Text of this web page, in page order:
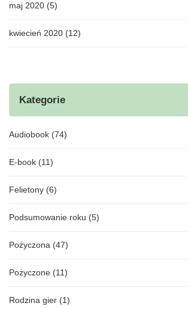
maj 2020 (5)
kwiecień 2020 (12)
Kategorie
Audiobook (74)
E-book (11)
Felietony (6)
Podsumowanie roku (5)
Pożyczona (47)
Pożyczone (11)
Rodzina gier (1)